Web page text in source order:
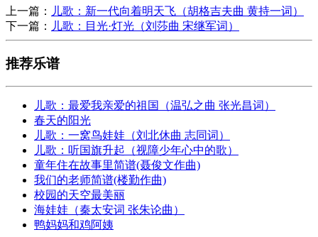
上一篇：
儿歌：新一代向着明天飞（胡格吉夫曲 黄持一词）
下一篇：
儿歌：目光·灯光（刘莎曲 宋继军词）
推荐乐谱
儿歌：最爱我亲爱的祖国（温弘之曲 张光昌词）
春天的阳光
儿歌：一窝鸟娃娃（刘北休曲 志同词）
儿歌：听国旗升起（视障少年心中的歌）
童年住在故事里简谱(聂俊文作曲)
我们的老师简谱(楼勤作曲)
校园的天空最美丽
海娃娃（秦太安词 张朱论曲）
鸭妈妈和鸡阿姨